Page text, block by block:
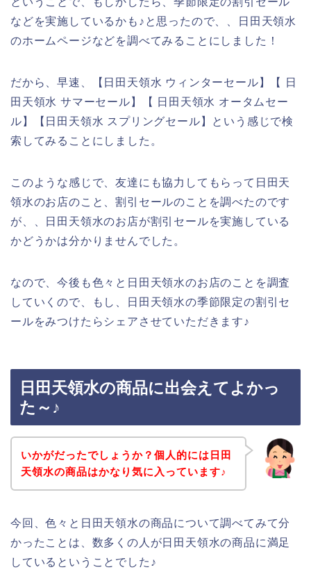
などを実施しているかも♪と思ったので、、日田天領水
のホームページなどを調べてみることにしました！
だから、早速、【日田天領水 ウィンターセール】【 日
田天領水 サマーセール】【 日田天領水 オータムセー
ル】【日田天領水 スプリングセール】という感じで検
索してみることにしました。
このような感じで、友達にも協力してもらって日田天
領水のお店のこと、割引セールのことを調べたのです
が、、日田天領水のお店が割引セールを実施している
かどうかは分かりませんでした。
なので、今後も色々と日田天領水のお店のことを調査
していくので、もし、日田天領水の季節限定の割引セ
ールをみつけたらシェアさせていただきます♪
日田天領水の商品に出会えてよかっ
た～♪
いかがだったでしょうか？個人的には日田
天領水の商品はかなり気に入っています♪
今回、色々と日田天領水の商品について調べてみて分
かったことは、数多くの人が日田天領水の商品に満足
しているということでした♪